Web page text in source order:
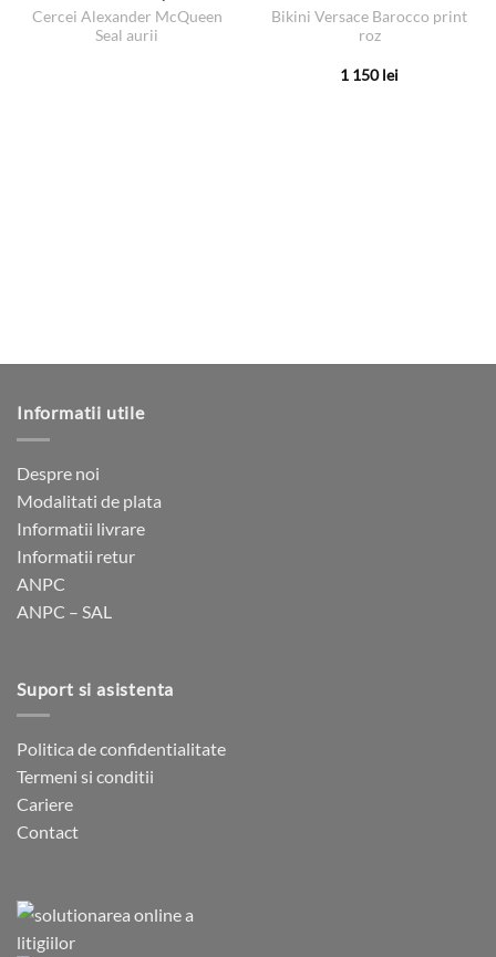
Cercei Alexander McQueen
Seal aurii
Bikini Versace Barocco print
roz
1 150lei
Informatii utile
Despre noi
Modalitati de plata
Informatii livrare
Informatii retur
ANPC
ANPC – SAL
Suport si asistenta
Politica de confidentialitate
Termeni si conditii
Cariere
Contact